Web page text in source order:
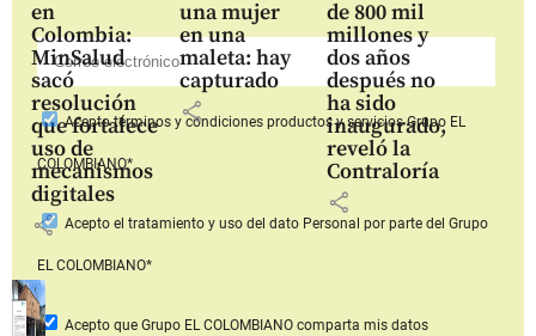
en
Colombia:
MinSalud
sacó
resolución
que fortalece
uso de
mecanismos
digitales
share
una mujer
en una
maleta: hay
capturado
share
de 800 mil
millones y
dos años
después no
ha sido
inaugurado,
reveló la
Contraloría
share
Aceptotérminos y condiciones productos y serviciosGrupo EL
COLOMBIANO*
Acepto el tratamiento y uso del dato Personal por parte del Grupo
EL COLOMBIANO*
Acepto que Grupo EL COLOMBIANOcomparta mis datos